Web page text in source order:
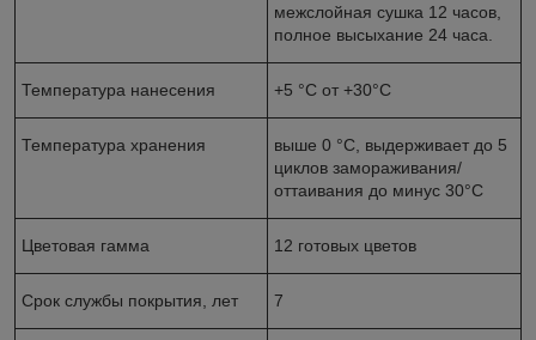
межслойная сушка 12 часов,
полное высыхание 24 часа.
Температура нанесения +5 °С от +30°С
Температура хранения
выше 0 °С, выдерживает до 5
циклов замораживания/
оттаивания до минус 30°С
Цветовая гамма 12 готовых цветов
Срок службы покрытия, лет 7